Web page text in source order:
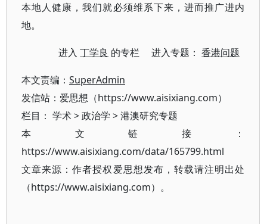
本地人健康，我们就必须维系下来，进而推广进内
地。
进入丁学良 的专栏 进入专题：香港问题
本文责编： SuperAdmin
发信站：爱思想（https://www.aisixiang.com）
栏目： 学术>政治学 >港澳研究专题
本文链接：
https://www.aisixiang.com/data/165799.html
文章来源：作者授权爱思想发布，转载请注明出处
（https://www.aisixiang.com）。